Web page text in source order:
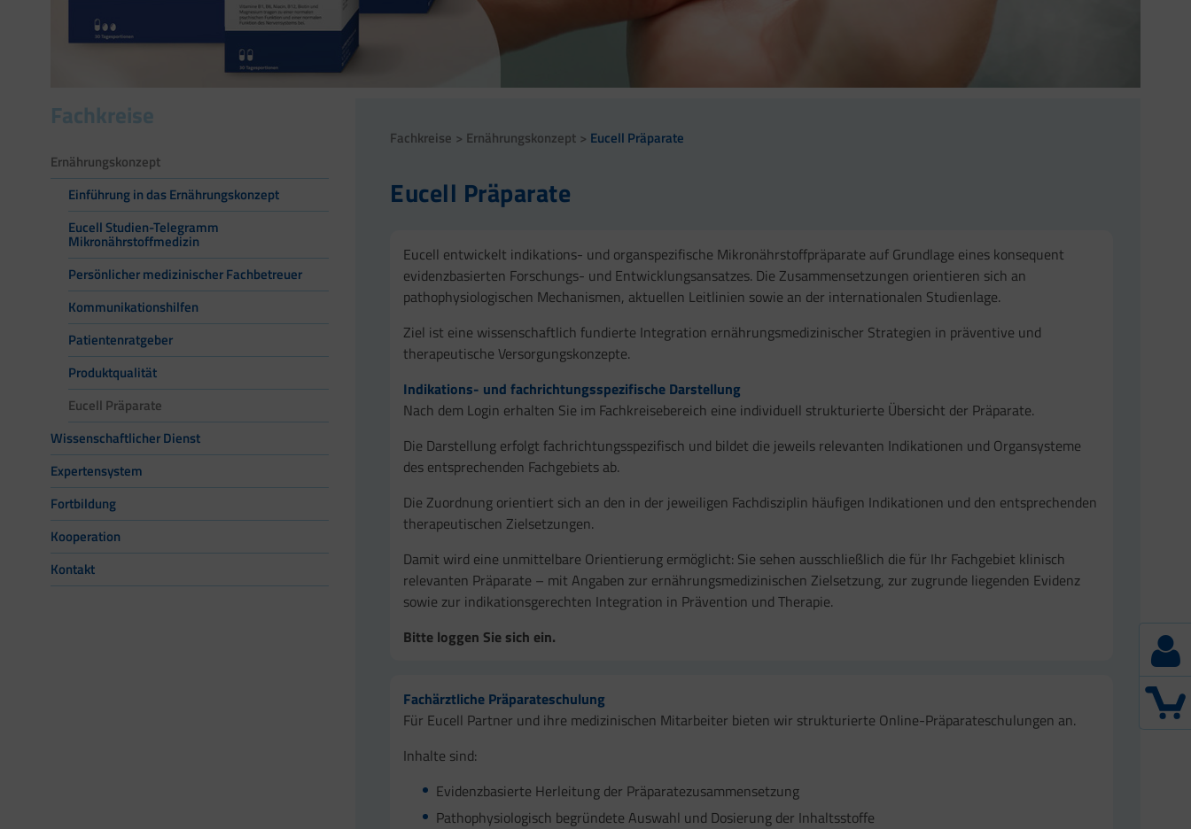
Fachkreise
Ernährungskonzept
Einführung in das Ernährungskonzept
Eucell Studien-Telegramm
Mikronährstoffmedizin
Persönlicher medizinischer Fachbetreuer
Kommunikationshilfen
Patientenratgeber
Produktqualität
Eucell Präparate
Wissenschaftlicher Dienst
Expertensystem
Fortbildung
Kooperation
Kontakt
Fachkreise Ernährungskonzept Eucell Präparate
Eucell Präparate
Eucell entwickelt indikations- und organspezifische Mikronährstoffpräparate auf Grundlage eines konsequent
evidenzbasierten Forschungs- und Entwicklungsansatzes. Die Zusammensetzungen orientieren sich an
pathophysiologischen Mechanismen, aktuellen Leitlinien sowie an der internationalen Studienlage.
Ziel ist eine wissenschaftlich fundierte Integration ernährungsmedizinischer Strategien in präventive und
therapeutische Versorgungskonzepte.
Indikations- und fachrichtungsspezifische Darstellung
Nach dem Login erhalten Sie im Fachkreisebereich eine individuell strukturierte Übersicht der Präparate.
Die Darstellung erfolgt fachrichtungsspezifisch und bildet die jeweils relevanten Indikationen und Organsysteme
des entsprechenden Fachgebiets ab.
Die Zuordnung orientiert sich an den in der jeweiligen Fachdisziplin häufigen Indikationen und den entsprechenden
therapeutischen Zielsetzungen.
Damit wird eine unmittelbare Orientierung ermöglicht: Sie sehen ausschließlich die für Ihr Fachgebiet klinisch
relevanten Präparate – mit Angaben zur ernährungsmedizinischen Zielsetzung, zur zugrunde liegenden Evidenz
sowie zur indikationsgerechten Integration in Prävention und Therapie.
Bitte loggen Sie sich ein.
Fachärztliche Präparateschulung
Für Eucell Partner und ihre medizinischen Mitarbeiter bieten wir strukturierte Online-Präparateschulungen an.
Inhalte sind:
Evidenzbasierte Herleitung der Präparatezusammensetzung
Pathophysiologisch begründete Auswahl und Dosierung der Inhaltsstoffe